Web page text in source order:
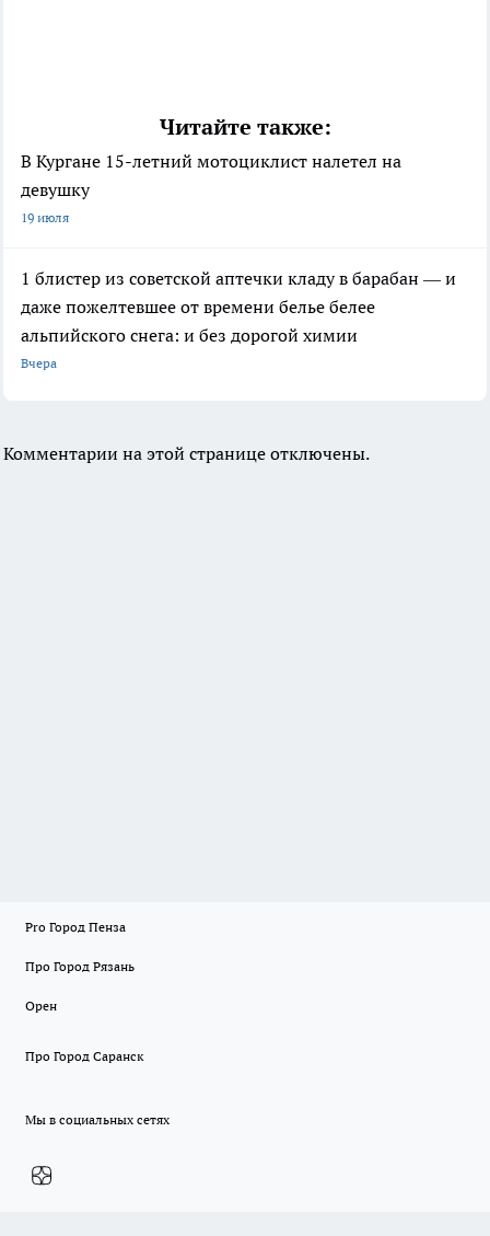
Читайте также:
В Кургане 15-летний мотоциклист налетел на
девушку
19 июля
1 блистер из советской аптечки кладу в барабан — и
даже пожелтевшее от времени белье белее
альпийского снега: и без дорогой химии
Вчера
Комментарии на этой странице отключены.
Pro Город Пенза
Про Город Рязань
Орен
Про Город Саранск
Мы в социальных сетях